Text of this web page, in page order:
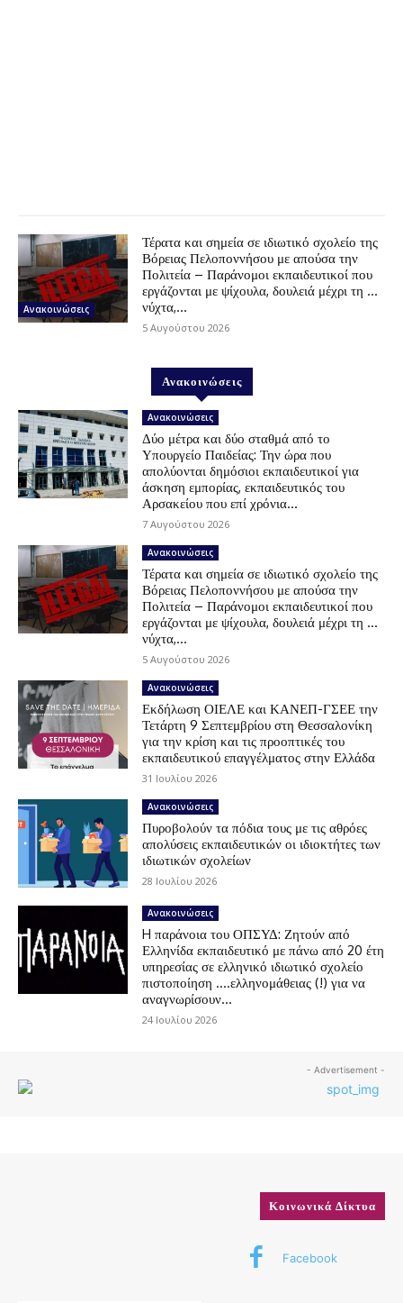
Ανακοινώσεις
Τέρατα και σημεία σε ιδιωτικό σχολείο της
Βόρειας Πελοποννήσου με απούσα την
Πολιτεία – Παράνομοι εκπαιδευτικοί που
εργάζονται με ψίχουλα, δουλειά μέχρι τη …
νύχτα,...
5 Αυγούστου 2026
Ανακοινώσεις
Ανακοινώσεις
Δύο μέτρα και δύο σταθμά από το
Υπουργείο Παιδείας: Την ώρα που
απολύονται δημόσιοι εκπαιδευτικοί για
άσκηση εμπορίας, εκπαιδευτικός του
Αρσακείου που επί χρόνια...
7 Αυγούστου 2026
Ανακοινώσεις
Τέρατα και σημεία σε ιδιωτικό σχολείο της
Βόρειας Πελοποννήσου με απούσα την
Πολιτεία – Παράνομοι εκπαιδευτικοί που
εργάζονται με ψίχουλα, δουλειά μέχρι τη …
νύχτα,...
5 Αυγούστου 2026
Ανακοινώσεις
Εκδήλωση ΟΙΕΛΕ και ΚΑΝΕΠ-ΓΣΕΕ την
Τετάρτη 9 Σεπτεμβρίου στη Θεσσαλονίκη
για την κρίση και τις προοπτικές του
εκπαιδευτικού επαγγέλματος στην Ελλάδα
31 Ιουλίου 2026
Ανακοινώσεις
Πυροβολούν τα πόδια τους με τις αθρόες
απολύσεις εκπαιδευτικών οι ιδιοκτήτες των
ιδιωτικών σχολείων
28 Ιουλίου 2026
Ανακοινώσεις
H παράνοια του ΟΠΣΥΔ: Ζητούν από
Ελληνίδα εκπαιδευτικό με πάνω από 20 έτη
υπηρεσίας σε ελληνικό ιδιωτικό σχολείο
πιστοποίηση ….ελληνομάθειας (!) για να
αναγνωρίσουν...
24 Ιουλίου 2026
- Advertisement -
Κοινωνικά Δίκτυα
Facebook